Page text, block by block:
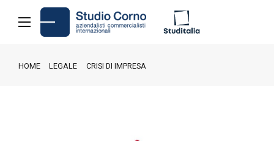
HOME LEGALE CRISI DI IMPRESA